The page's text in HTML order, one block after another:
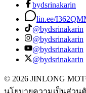
bydsrinakarin
lin.ee/
@bydsrinakarin
@bydsrinakarin
@bydsrinakarin
@bydsrinakarin
© 2026 JINLONG